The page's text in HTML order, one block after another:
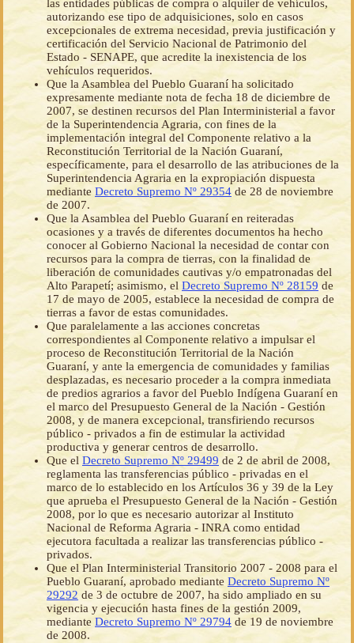
las entidades públicas de compra o alquiler de vehículos,
autorizando ese tipo de adquisiciones, solo en casos
excepcionales de extrema necesidad, previa justificación y
certificación del Servicio Nacional de Patrimonio del
Estado - SENAPE, que acredite la inexistencia de los
vehículos requeridos.
Que la Asamblea del Pueblo Guaraní ha solicitado
expresamente mediante nota de fecha 18 de diciembre de
2007, se destinen recursos del Plan Interministerial a favor
de la Superintendencia Agraria, con fines de la
implementación integral del Componente relativo a la
Reconstitución Territorial de la Nación Guaraní,
específicamente, para el desarrollo de las atribuciones de la
Superintendencia Agraria en la expropiación dispuesta
mediante Decreto Supremo Nº 29354 de 28 de noviembre
de 2007.
Que la Asamblea del Pueblo Guaraní en reiteradas
ocasiones y a través de diferentes documentos ha hecho
conocer al Gobierno Nacional la necesidad de contar con
recursos para la compra de tierras, con la finalidad de
liberación de comunidades cautivas y/o empatronadas del
Alto Parapetí; asimismo, el Decreto Supremo Nº 28159 de
17 de mayo de 2005, establece la necesidad de compra de
tierras a favor de estas comunidades.
Que paralelamente a las acciones concretas
correspondientes al Componente relativo a impulsar el
proceso de Reconstitución Territorial de la Nación
Guaraní, y ante la emergencia de comunidades y familias
desplazadas, es necesario proceder a la compra inmediata
de predios agrarios a favor del Pueblo Indígena Guaraní en
el marco del Presupuesto General de la Nación - Gestión
2008, y de manera excepcional, transfiriendo recursos
público - privados a fin de estimular la actividad
productiva y generar centros de desarrollo.
Que el Decreto Supremo Nº 29499 de 2 de abril de 2008,
reglamenta las transferencias público - privadas en el
marco de lo establecido en los Artículos 36 y 39 de la Ley
que aprueba el Presupuesto General de la Nación - Gestión
2008, por lo que es necesario autorizar al Instituto
Nacional de Reforma Agraria - INRA como entidad
ejecutora facultada a realizar las transferencias público -
privados.
Que el Plan Interministerial Transitorio 2007 - 2008 para el
Pueblo Guaraní, aprobado mediante Decreto Supremo Nº
29292 de 3 de octubre de 2007, ha sido ampliado en su
vigencia y ejecución hasta fines de la gestión 2009,
mediante Decreto Supremo Nº 29794 de 19 de noviembre
de 2008.